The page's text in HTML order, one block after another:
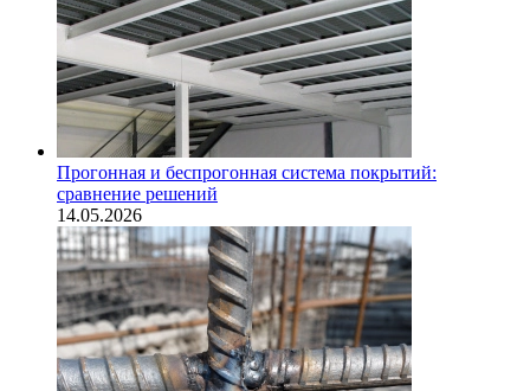
Прогонная и беспрогонная система покрытий:
сравнение решений
14.05.2026